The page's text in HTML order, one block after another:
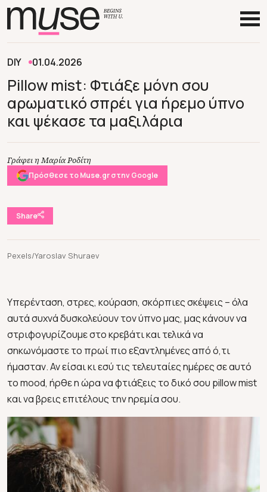
DIY 01.04.2026
Pillow mist: Φτιάξε μόνη σου
αρωματικό σπρέι για ήρεμο ύπνο
και ψέκασε τα μαξιλάρια
Γράφει η Μαρία Ροδίτη
Πρόσθεσε το Muse.gr στην Google
Share
Pexels/Yaroslav Shuraev
Υπερένταση, στρες, κούραση, σκόρπιες σκέψεις – όλα
αυτά συχνά δυσκολεύουν τον ύπνο μας, μας κάνουν να
στριφογυρίζουμε στο κρεβάτι και τελικά να
σηκωνόμαστε το πρωί πιο εξαντλημένες από ό,τι
ήμασταν. Αν είσαι κι εσύ τις τελευταίες ημέρες σε αυτό
το mood, ήρθε η ώρα να φτιάξεις το δικό σου pillow mist
και να βρεις επιτέλους την ηρεμία σου.